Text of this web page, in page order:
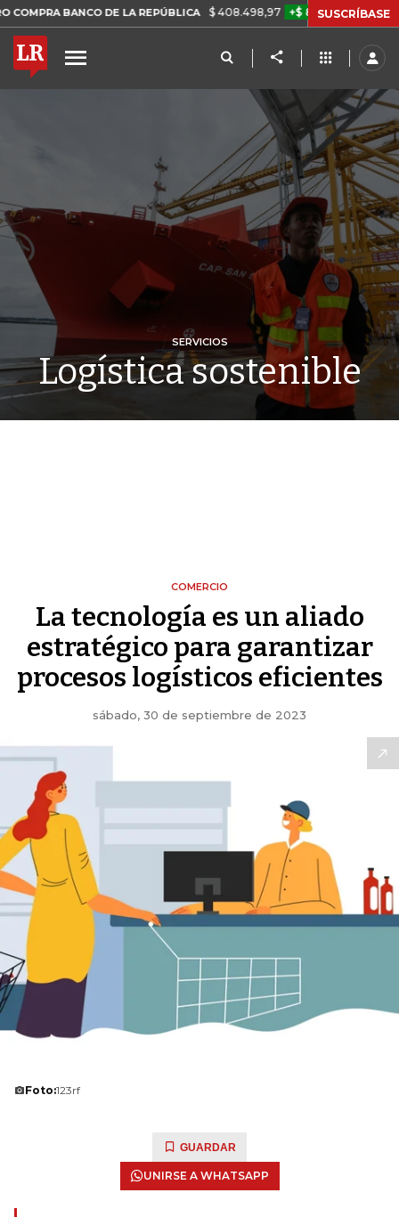
DE LA REPÚBLICA $ 408.498,97 +$ 8.753,81 +2,19% TASA
SUSCRÍBASE
SERVICIOS
Logística sostenible
COMERCIO
La tecnología es un aliado
estratégico para garantizar
procesos logísticos eficientes
sábado, 30 de septiembre de 2023
Foto:123rf
GUARDAR
UNIRSE A WHATSAPP